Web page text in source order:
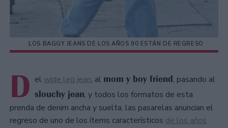
LOS BAGGY JEANS DE LOS AÑOS 90 ESTÁN DE REGRESO
D el wide leg jean, al mom y boy friend, pasando al
slouchy jean, y todos los formatos de esta
prenda de denim ancha y suelta, las pasarelas anuncian el
regreso de uno de los ítems característicos de los años